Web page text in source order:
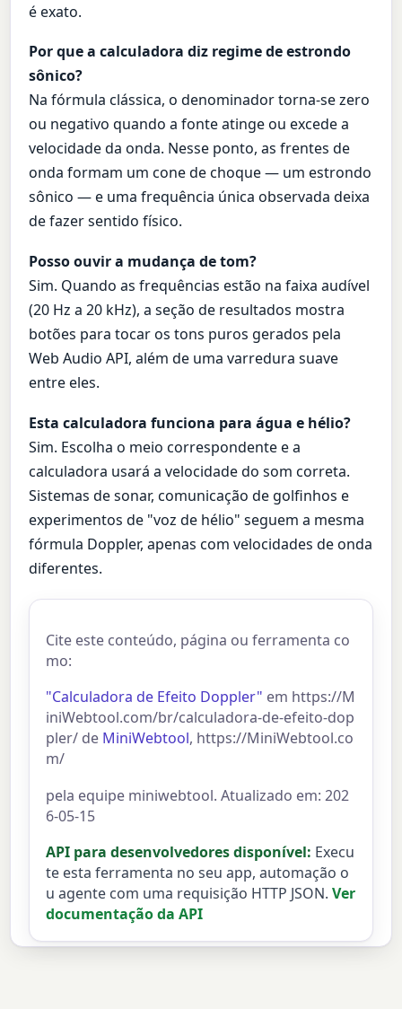
é exato.
Por que a calculadora diz regime de estrondo
sônico?
Na fórmula clássica, o denominador torna-se zero
ou negativo quando a fonte atinge ou excede a
velocidade da onda. Nesse ponto, as frentes de
onda formam um cone de choque — um estrondo
sônico — e uma frequência única observada deixa
de fazer sentido físico.
Posso ouvir a mudança de tom?
Sim. Quando as frequências estão na faixa audível
(20 Hz a 20 kHz), a seção de resultados mostra
botões para tocar os tons puros gerados pela
Web Audio API, além de uma varredura suave
entre eles.
Esta calculadora funciona para água e hélio?
Sim. Escolha o meio correspondente e a
calculadora usará a velocidade do som correta.
Sistemas de sonar, comunicação de golfinhos e
experimentos de "voz de hélio" seguem a mesma
fórmula Doppler, apenas com velocidades de onda
diferentes.
Cite este conteúdo, página ou ferramenta co
mo:
"Calculadora de Efeito Doppler" em https://M
iniWebtool.com/br/calculadora-de-efeito-dop
pler/ de MiniWebtool, https://MiniWebtool.co
m/
pela equipe miniwebtool. Atualizado em: 202
6-05-15
API para desenvolvedores disponível: Execu
te esta ferramenta no seu app, automação o
u agente com uma requisição HTTP JSON. Ver
documentação da API